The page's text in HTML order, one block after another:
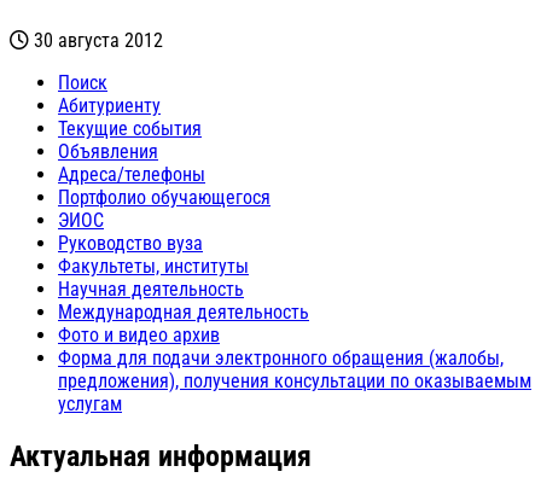
30 августа 2012
Поиск
Абитуриенту
Текущие события
Объявления
Адреса/телефоны
Портфолио обучающегося
ЭИОС
Руководство вуза
Факультеты, институты
Научная деятельность
Международная деятельность
Фото и видео архив
Форма для подачи электронного обращения (жалобы,
предложения), получения консультации по оказываемым
услугам
Актуальная информация